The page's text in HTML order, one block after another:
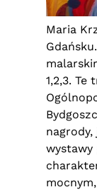
Maria
1,2,3. Te
nagrody,
wystawy